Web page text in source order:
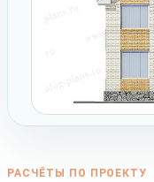
РАСЧЁТЫ ПО ПРОЕКТУ